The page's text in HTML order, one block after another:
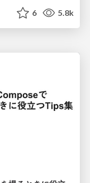
6 5.8k